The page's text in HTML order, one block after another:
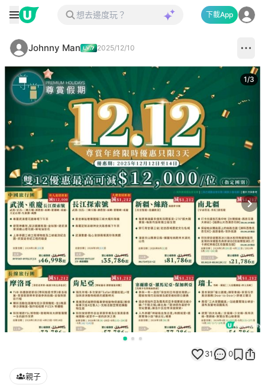
下載App
Johnny Man 2025/12/10
1/3
31 0
親子